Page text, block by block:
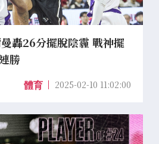
轟26分擺脫陰霾 戰神擺
勝
體育 2025-02-10 11:02:00